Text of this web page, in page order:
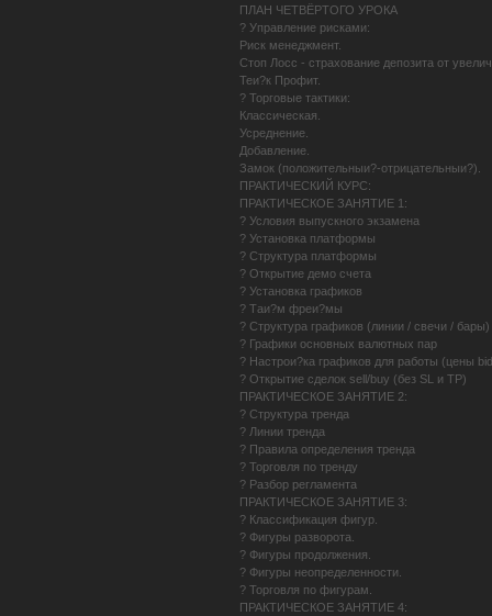
ПЛАН ЧЕТВЁРТОГО УРОКА
? Управление рисками:
Риск менеджмент.
Стоп Лосс - страхование депозита от
Теи?к Профит.
? Торговые тактики:
Классическая.
Усреднение.
Добавление.
Замок (положительныи?-отрицательныи?).
ПРАКТИЧЕСКИЙ КУРС:
ПРАКТИЧЕСКОЕ ЗАНЯТИЕ 1:
? Условия выпускного экзамена
? Установка платформы
? Структура платформы
? Открытие демо счета
? Установка графиков
? Таи?м фреи?мы
? Структура графиков (линии / свечи / бары)
? Графики основных валютных пар
? Настрои?ка графиков для работы (цены
? Открытие сделок sell/buy (без SL и TP)
ПРАКТИЧЕСКОЕ ЗАНЯТИЕ 2:
? Структура тренда
? Линии тренда
? Правила определения тренда
? Торговля по тренду
? Разбор регламента
ПРАКТИЧЕСКОЕ ЗАНЯТИЕ 3:
? Классификация фигур.
? Фигуры разворота.
? Фигуры продолжения.
? Фигуры неопределенности.
? Торговля по фигурам.
ПРАКТИЧЕСКОЕ ЗАНЯТИЕ 4: